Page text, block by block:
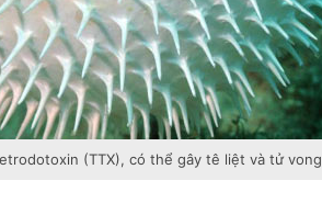
(TTX), có thể gây tê liệt và tử vong